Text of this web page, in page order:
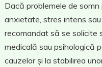
Dacă problemele de
anxietate, stres intens
recomandat să se solicite
medicală sau psihologică
cauzelor și la stabilirea